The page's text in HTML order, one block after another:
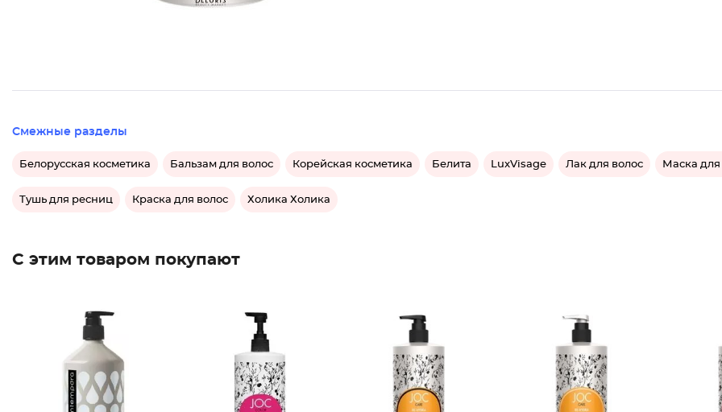
Смежные разделы
Белорусская косметика Бальзам для волос Корейская косметика Белита LuxVisage Лак для волос Маска для
Тушь для ресниц Краска для волос Холика Холика
С этим товаром покупают